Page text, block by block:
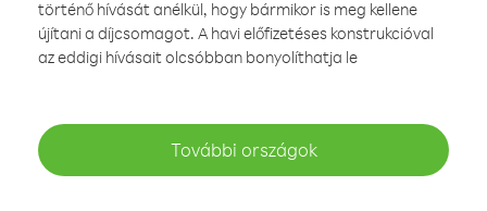
történő hívását anélkül, hogy bármikor is meg kellene
újítani a díjcsomagot. A havi előfizetéses konstrukcióval
az eddigi hívásait olcsóbban bonyolíthatja le
További országok